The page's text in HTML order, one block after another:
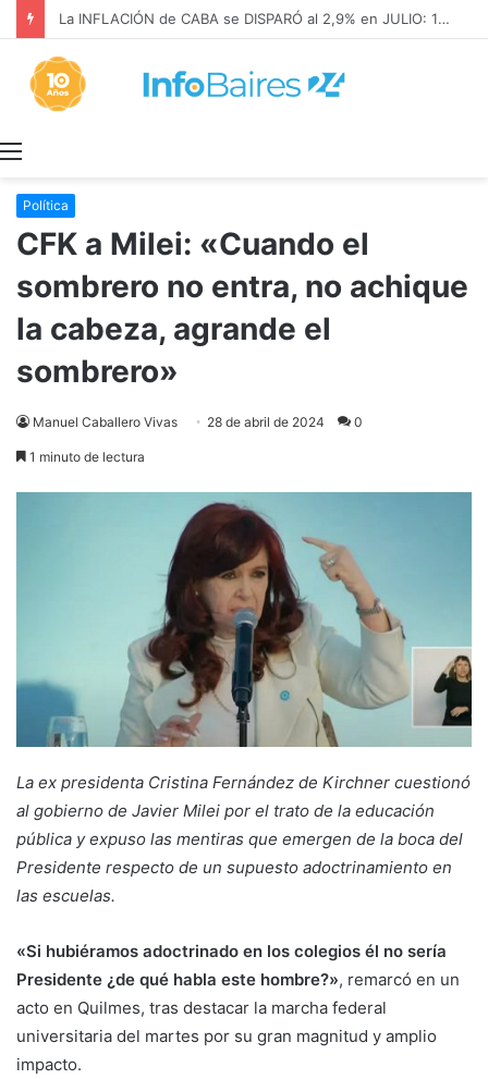
La INFLACIÓN de CABA se DISPARÓ al 2,9% en JULIO: 19,4% en 2026
Política
CFK a Milei: «Cuando el
sombrero no entra, no achique
la cabeza, agrande el
sombrero»
Manuel Caballero Vivas 28 de abril de 2024 0
1 minuto de lectura
La ex presidenta Cristina Fernández de Kirchner cuestionó
al gobierno de Javier Milei por el trato de la educación
pública y expuso las mentiras que emergen de la boca del
Presidente respecto de un supuesto adoctrinamiento en
las escuelas.
«Si hubiéramos adoctrinado en los colegios él no sería
Presidente ¿de qué habla este hombre?», remarcó en un
acto en Quilmes, tras destacar la marcha federal
universitaria del martes por su gran magnitud y amplio
impacto.